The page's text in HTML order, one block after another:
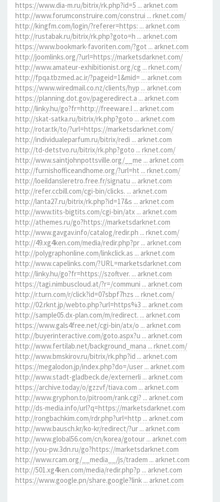
https://www.dia-m.ru/bitrix/rk.php?id=5 ... arknet.com
http://www.forumconstruire.com/construi ... rknet.com/
http://kingfm.com/login/?referer=https: ... arknet.com
http://rustabak.ru/bitrix/rk.php?goto=h ... arknet.com
https://www.bookmark-favoriten.com/?got ... arknet.com
http://joomlinks.org/?url=https://marketsdarknet.com/
http://www.amateur-exhibitionist.org/cg ... rknet.com/
http://fpqa.tbzmed.ac.ir/?pageid=1&mid= ... arknet.com
https://www.wiredmail.co.nz/clients/hyp ... arknet.com
https://planning.dot.gov/pageredirect.a ... arknet.com
http://linky.hu/go?fr=http://freeware.l ... arknet.com
http://skat-satka.ru/bitrix/rk.php?goto ... arknet.com
http://rotar.tk/to/?url=https://marketsdarknet.com/
http://individualeparfum.ru/bitrix/redi ... arknet.com
http://td-detstvo.ru/bitrix/rk.php?goto ... rknet.com/
http://www.saintjohnpottsville.org/__me ... arknet.com
http://furnishofficeandhome.org/?url=ht ... rknet.com/
http://loeildansleretro.free.fr/signatu ... arknet.com
http://refer.ccbill.com/cgi-bin/clicks. ... arknet.com
http://lanta27.ru/bitrix/rk.php?id=17&s ... arknet.com
http://www.tits-bigtits.com/cgi-bin/atx ... arknet.com
http://athemes.ru/go?https://marketsdarknet.com
http://www.gavgav.info/catalog/redir.ph ... rknet.com/
http://49.xg4ken.com/media/redir.php?pr ... arknet.com
http://polygraphonline.com/linkclick.as ... arknet.com
http://www.capelinks.com/?URL=marketsdarknet.com
http://linky.hu/go?fr=https://szoftver. ... arknet.com
https://tagi.nimbuscloud.at/?r=/communi ... arknet.com
http://r.turn.com/r/click?id=07sbpf7hzs ... rknet.com/
http://02.rknt.jp/webto.php?url=https%3 ... arknet.com
http://sample05.dx-plan.com/m/redirect. ... arknet.com
https://www.gals4free.net/cgi-bin/atx/o ... arknet.com
http://buyerinteractive.com/goto.aspx?u ... arknet.com
http://www.fertilab.net/background_mana ... rknet.com/
http://www.bmskirov.ru/bitrix/rk.php?id ... arknet.com
https://megalodon.jp/index.php?do=/user ... arknet.com
http://www.stadt-gladbeck.de/externerli ... arknet.com
https://archive.today/o/gzzvf/tiava.com ... arknet.com
http://www.gryphon.to/pitroom/rank.cgi? ... arknet.com
http://ds-media.info/url?q=https://marketsdarknet.com
http://rongbachkim.com/rdr.php?url=http ... arknet.com
http://www.bausch.kr/ko-kr/redirect/?ur ... arknet.com
http://www.global56.com/cn/korea/gotour ... arknet.com
http://you-pw.3dn.ru/go?https://marketsdarknet.com
http://www.rcam.org/__media__/js/tradem ... arknet.com
http://501.xg4ken.com/media/redir.php?p ... arknet.com
https://www.google.pn/share.google?link ... arknet.com